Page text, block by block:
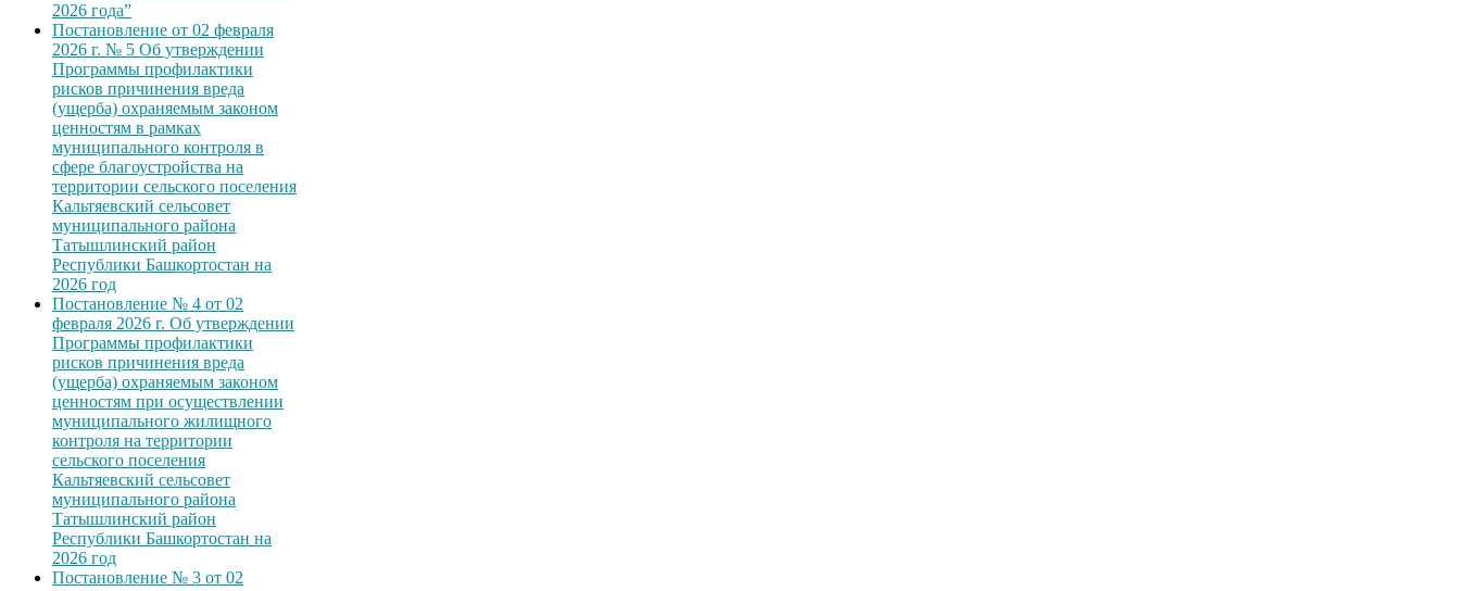
2026 года”
Постановление от 02 февраля
2026 г. № 5 Об утверждении
Программы профилактики
рисков причинения вреда
(ущерба) охраняемым законом
ценностям в рамках
муниципального контроля в
сфере благоустройства на
территории сельского поселения
Кальтяевский сельсовет
муниципального района
Татышлинский район
Республики Башкортостан на
2026 год
Постановление № 4 от 02
февраля 2026 г. Об утверждении
Программы профилактики
рисков причинения вреда
(ущерба) охраняемым законом
ценностям при осуществлении
муниципального жилищного
контроля на территории
сельского поселения
Кальтяевский сельсовет
муниципального района
Татышлинский район
Республики Башкортостан на
2026 год
Постановление № 3 от 02